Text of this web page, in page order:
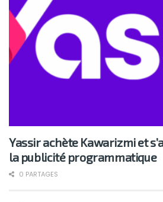
Yassir achète Kawarizmi et
la publicité programmatique
0 PARTAGES